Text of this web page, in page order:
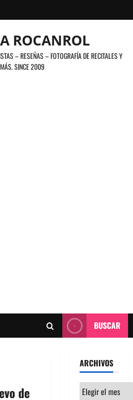
ROCANROL
– RESEÑAS – FOTOGRAFÍA DE RECITALES Y
MÁS. SINCE 2009
BUSCAR
de
ARCHIVOS
Archivos